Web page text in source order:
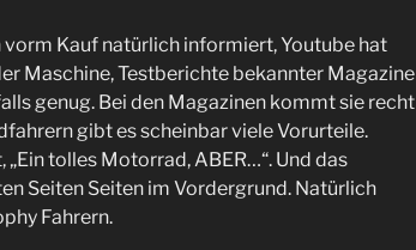
Kauf natürlich informiert, Youtube hat
Maschine, Testberichte bekannter Magazine
genug. Bei den Magazinen kommt sie recht
gibt es scheinbar viele Vorurteile.
tolles Motorrad, ABER…“. Und das
Seiten Seiten im Vordergrund. Natürlich
Fahrern.